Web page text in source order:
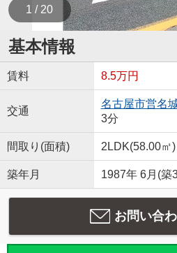
1 / 20
基本情報
賃料 8.5万円
交通
名古屋市営名
3分
間取り(面積) 2LDK(58.00㎡)
築年月 1987年 6月(築
お問い合